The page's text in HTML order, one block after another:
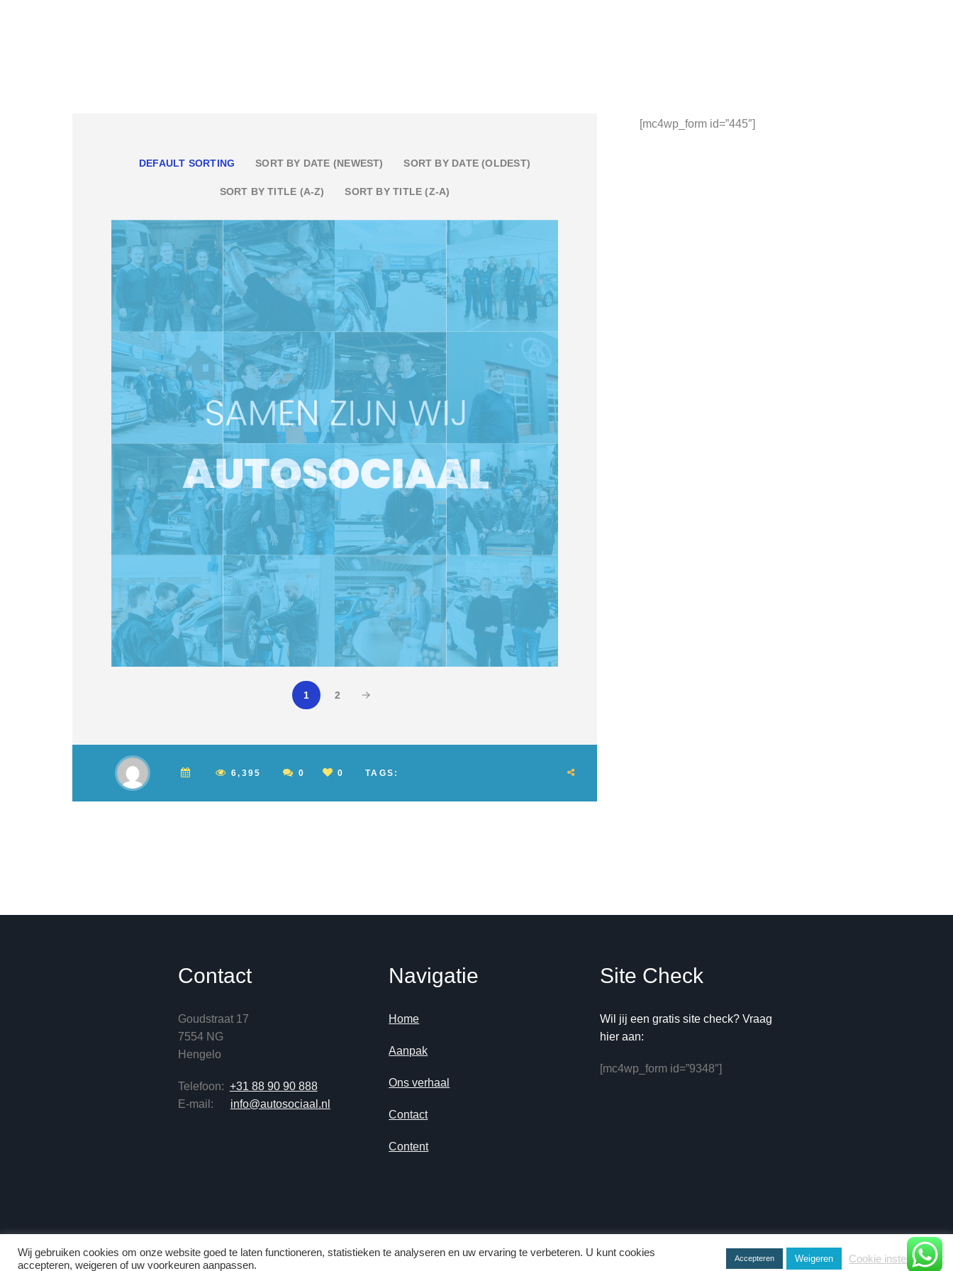
DEFAULT SORTING SORT BY DATE (NEWEST) SORT BY DATE (OLDEST)
SORT BY TITLE (A-Z) SORT BY TITLE (Z-A)
1 2
6,395 0 0 TAGS:
[mc4wp_form id=”445″]
Contact
Goudstraat 17
7554 NG
Hengelo
Telefoon: +31 88 90 90 888
E-mail: info@autosociaal.nl
Navigatie
Home
Aanpak
Ons verhaal
Contact
Content
Site Check
Wil jij een gratis site check? Vraag
hier aan:
[mc4wp_form id=”9348″]
Wij gebruiken cookies om onze website goed te laten functioneren, statistieken te analyseren en uw ervaring te verbeteren. U kunt cookies
accepteren, weigeren of uw voorkeuren aanpassen.
Accepteren Weigeren Cookie instellingen